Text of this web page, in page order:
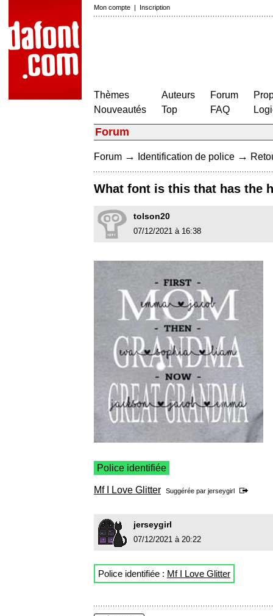
Mon compte | Inscription
Thèmes
Nouveautés
Auteurs
Top
Forum
FAQ
Forum
Forum → Identification de police →
What font is this that has the
tolson20
07/12/2021 à 16:38
Police identifiée
Mf I Love Glitter Suggérée par jerseygirl
jerseygirl
07/12/2021 à 20:22
Police identifiée : Mf I Love Glitter